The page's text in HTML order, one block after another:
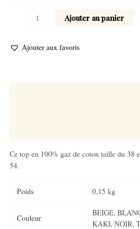
Ajouter au panier
Ajouter aux favoris
Ce top en 100% gaz de coton taille du 38
54.
Poids 0,15 kg
Couleur
BEIGE,
KAKI, NOIR,